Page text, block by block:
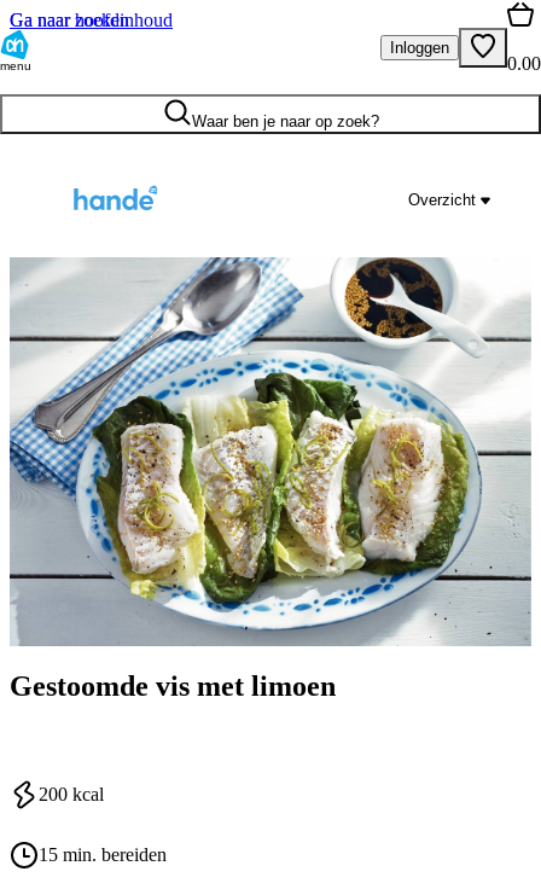
Ga naar hoofdinhoud
Ga naar zoeken
menu
Inloggen
0.00
Waar ben je naar op zoek?
Overzicht
Gestoomde vis met limoen
200 kcal
15 min. bereiden